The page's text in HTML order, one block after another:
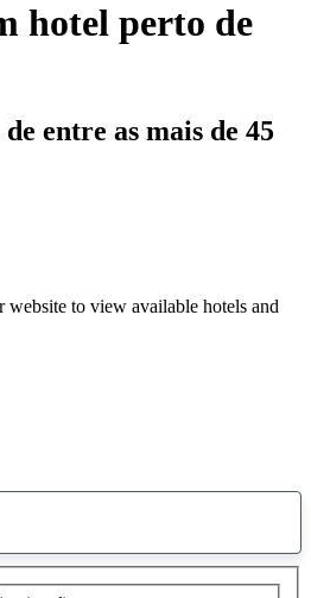
hotel perto de
entre as mais de 45
website to view available hotels and
sugestão
encontrada